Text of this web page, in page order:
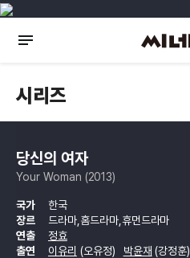
시리즈
당신의 여자
Your Woman (2013)
국가
한국
장르
드라마,홈드라마,휴먼드라마
연출
정효
출연
이유리 (오유정) 박윤재 (강정훈)